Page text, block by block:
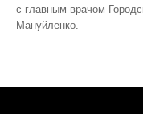
с главным врачом
Мануйленко.